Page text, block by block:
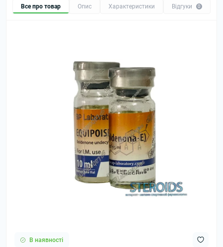
Все про товар Опис Характеристики Відгуки 0
В наявності